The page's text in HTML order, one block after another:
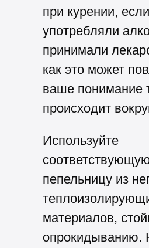
при курении,
употребляли
принимали
как это может
ваше понимание
происходит
Используйте
пепельницу из
материалов,
опрокидыванию.